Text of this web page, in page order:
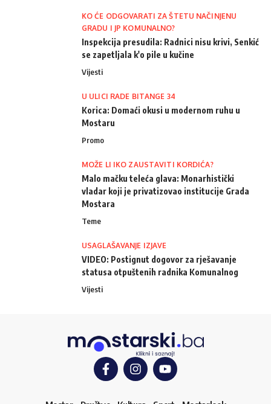
KO ĆE ODGOVARATI ZA ŠTETU NAČINJENU
GRADU I JP KOMUNALNO?
Inspekcija presudila: Radnici nisu krivi, Senkić
se zapetljala k'o pile u kučine
Vijesti
U ULICI RADE BITANGE 34
Korica: Domaći okusi u modernom ruhu u
Mostaru
Promo
MOŽE LI IKO ZAUSTAVITI KORDIĆA?
Malo mačku teleća glava: Monarhistički
vladar koji je privatizovao institucije Grada
Mostara
Teme
USAGLAŠAVANJE IZJAVE
VIDEO: Postignut dogovor za rješavanje
statusa otpuštenih radnika Komunalnog
Vijesti